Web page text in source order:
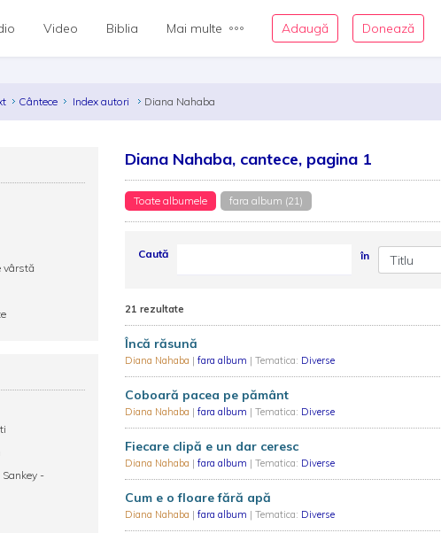
Video Biblia Mai multe Adaugă Donează
Cântece Index autori Diana Nahaba
Diana Nahaba, cantece, pagina 1
Toate albumele fara album (21)
Caută în
21 rezultate
Încă răsună
Diana Nahaba | fara album | Tematica: Diverse
Coboară pacea pe pământ
Diana Nahaba | fara album | Tematica: Diverse
Fiecare clipă e un dar ceresc
Diana Nahaba | fara album | Tematica: Diverse
Cum e o floare fără apă
Diana Nahaba | fara album | Tematica: Diverse
vârstă
Sankey -